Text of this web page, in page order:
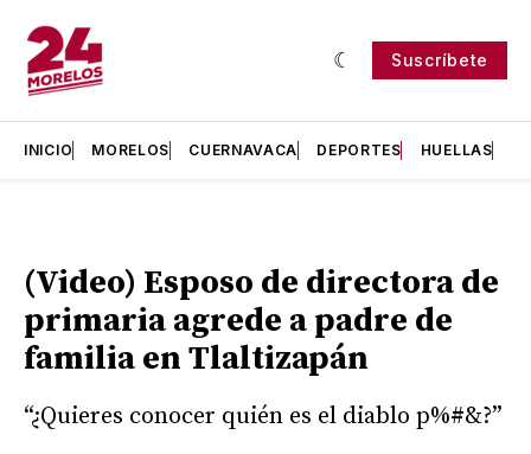
Suscríbete
INICIO MORELOS CUERNAVACA DEPORTES HUELLAS
(Video) Esposo de directora de
primaria agrede a padre de
familia en Tlaltizapán
“¿Quieres conocer quién es el diablo p%#&?”